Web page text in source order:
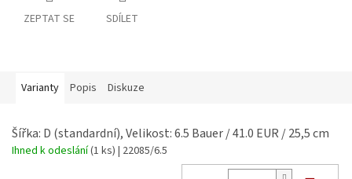
ZEPTAT SE SDÍLET
Varianty Popis Diskuze
Šířka: D (standardní), Velikost: 6.5 Bauer / 41.0 EUR / 25,5 cm
Ihned k odeslání(1 ks) | 22085/6.5